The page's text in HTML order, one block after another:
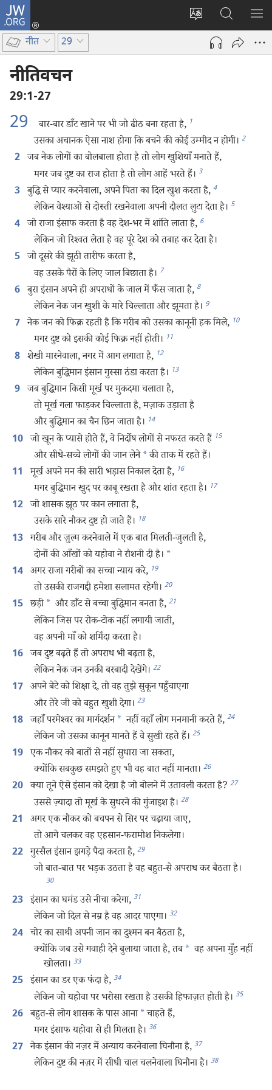
JW.ORG
वेबसाइट
भाषा
लॉग-
इन
(opens
JW.ORG
खोजें
मैन्यू
नीत 29
नीतिवचन
29:1-27
29 बार-बार डाँट खाने पर भी जो ढीठ बना रहता है, 1
उसका अचानक ऐसा नाश होगा कि बचने की कोई उम्मीद न होगी। 2
2 जब नेक लोगों का बोलबाला होता है तो लोग खुशियाँ मनाते हैं,
मगर जब दुष्ट का राज होता है तो लोग आहें भरते हैं। 3
3 बुद्धि से प्यार करनेवाला, अपने पिता का दिल खुश करता है, 4
लेकिन वेश्‍याओं से दोस्ती रखनेवाला अपनी दौलत लुटा देता है। 5
4 जो राजा इंसाफ करता है वह देश-भर में शांति लाता है, 6
लेकिन जो रिश्‍वत लेता है वह पूरे देश को तबाह कर देता है।
5 जो दूसरे की झूठी तारीफ करता है,
वह उसके पैरों के लिए जाल बिछाता है। 7
6 बुरा इंसान अपने ही अपराधों के जाल में फँस जाता है, 8
लेकिन नेक जन खुशी के मारे चिल्लाता और झूमता है। 9
7 नेक जन को फिक्र रहती है कि गरीब को उसका कानूनी हक मिले, 10
मगर दुष्ट को इसकी कोई फिक्र नहीं होती। 11
8 शेखी मारनेवाला, नगर में आग लगाता है, 12
लेकिन बुद्धिमान इंसान गुस्सा ठंडा करता है। 13
9 जब बुद्धिमान किसी मूर्ख पर मुकदमा चलाता है,
तो मूर्ख गला फाड़कर चिल्लाता है, मज़ाक उड़ाता है
और बुद्धिमान का चैन छिन जाता है। 14
10 जो खून के प्यासे होते हैं, वे निर्दोष लोगों से नफरत करते हैं 15
और सीधे-सच्चे लोगों की जान लेने *की ताक में रहते हैं।
11 मूर्ख अपने मन की सारी भड़ास निकाल देता है, 16
मगर बुद्धिमान खुद पर काबू रखता है और शांत रहता है। 17
12 जो शासक झूठ पर कान लगाता है,
उसके सारे नौकर दुष्ट हो जाते हैं। 18
13 गरीब और ज़ुल्म करनेवाले में एक बात मिलती-जुलती है,
दोनों की आँखों को यहोवा ने रौशनी दी है। *
14 अगर राजा गरीबों का सच्चा न्याय करे, 19
तो उसकी राजगद्दी हमेशा सलामत रहेगी। 20
15 छड़ी * और डाँट से बच्चा बुद्धिमान बनता है, 21
लेकिन जिस पर रोक-टोक नहीं लगायी जाती,
वह अपनी माँ को शर्मिंदा करता है।
16 जब दुष्ट बढ़ते हैं तो अपराध भी बढ़ता है,
लेकिन नेक जन उनकी बरबादी देखेंगे। 22
17 अपने बेटे को शिक्षा दे, तो वह तुझे सुकून पहुँचाएगा
और तेरे जी को बहुत खुशी देगा। 23
18 जहाँ परमेश्‍वर का मार्गदर्शन * नहीं वहाँ लोग मनमानी करते हैं, 24
लेकिन जो उसका कानून मानते हैं वे सुखी रहते हैं। 25
19 एक नौकर को बातों से नहीं सुधारा जा सकता,
क्योंकि सबकुछ समझते हुए भी वह बात नहीं मानता। 26
20 क्या तूने ऐसे इंसान को देखा है जो बोलने में उतावली करता है? 27
उससे ज़्यादा तो मूर्ख के सुधरने की गुंजाइश है। 28
21
अगर एक नौकर को बचपन से सिर पर चढ़ाया जाए,
तो आगे चलकर वह एहसान-फरामोश निकलेगा।
22 गुस्सैल इंसान झगड़े पैदा करता है, 29
जो बात-बात पर भड़क उठता है वह बहुत-से अपराध कर बैठता है।
30
23 इंसान का घमंड उसे नीचा करेगा, 31
लेकिन जो दिल से नम्र है वह आदर पाएगा। 32
24 चोर का साथी अपनी जान का दुश्‍मन बन बैठता है,
क्योंकि जब उसे गवाही देने बुलाया जाता है, तब * वह अपना मुँह नहीं
खोलता। 33
25 इंसान का डर एक फंदा है, 34
लेकिन जो यहोवा पर भरोसा रखता है उसकी हिफाज़त होती है। 35
26 बहुत-से लोग शासक के पास आना *चाहते हैं,
मगर इंसाफ यहोवा से ही मिलता है। 36
27 नेक इंसान की नज़र में अन्याय करनेवाला घिनौना है, 37
लेकिन दुष्ट की नज़र में सीधी चाल चलनेवाला घिनौना है। 38